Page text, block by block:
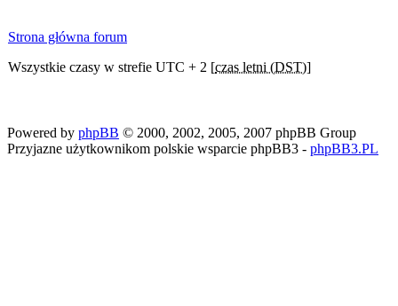
Strona główna forum
Wszystkie czasy w strefie UTC + 2 [czas letni (DST)]
Powered by phpBB © 2000, 2002, 2005, 2007 phpBB Group
Przyjazne użytkownikom polskie wsparcie phpBB3 - phpBB3.PL